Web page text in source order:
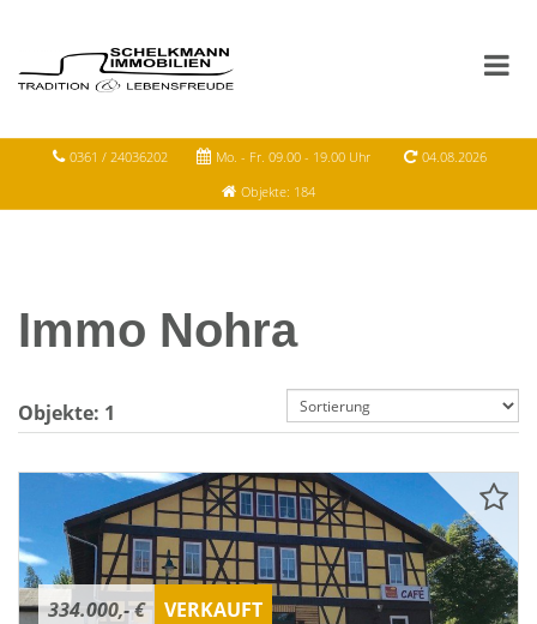
0361 / 24036202 Mo. - Fr. 09.00 - 19.00 Uhr
04.08.2026
Objekte: 184
Immo Nohra
Objekte: 1
334.000,- € VERKAUFT